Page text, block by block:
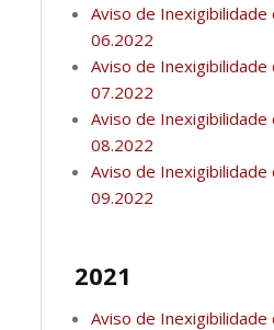
Aviso de Inexigibilidade
06.2022
Aviso de Inexigibilidade
07.2022
Aviso de Inexigibilidade
08.2022
Aviso de Inexigibilidade
09.2022
2021
Aviso de Inexigibilidade